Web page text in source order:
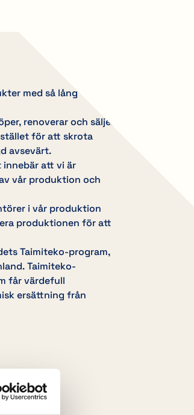
med så lång
renoverar och säljer
för att skrota
avsevärt.
innebär att vi är
vår produktion och
i vår produktion
produktionen för att
Taimiteko-program,
Taimiteko-
får värdefull
ersättning från